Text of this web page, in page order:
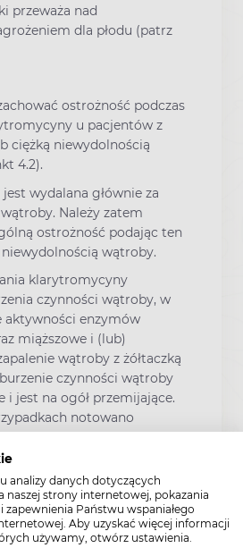
analizy danych dotyczących
naszej strony internetowej, pokazania
Państwu wspaniałego
Aby uzyskać więcej informacji
używamy, otwórz ustawienia.
przeważa nad
dla płodu (patrz
ostrożność podczas
u pacjentów z
ciężką niewydolnością
4.2).
wydalana głównie za
Należy zatem
ostrożność podając ten
wątroby.
klarytromycyny
czynności wątroby, w
aktywności enzymów
miąższowe i (lub)
wątroby z żółtaczką
czynności wątroby
i jest na ogół przemijające.
notowano
prowadzącą do zgonu.
z poważnymi
i (lub)
lekami. Należy
aby natychmiast
leku i zgłosili się do